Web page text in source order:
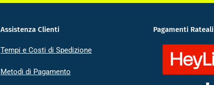
Assistenza Clienti
Tempi e Costi di Spedizione
Metodi di Pagamento
Pagamenti Rateali